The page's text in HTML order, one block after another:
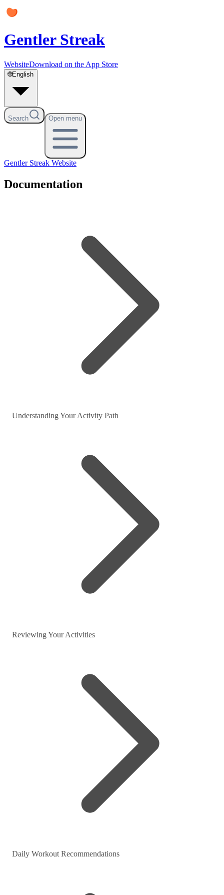
Gentler Streak
WebsiteDownload on the App Store
🌐English
Search Open menu
Gentler Streak Website
Documentation
Understanding Your Activity Path
Reviewing Your Activities
Daily Workout Recommendations